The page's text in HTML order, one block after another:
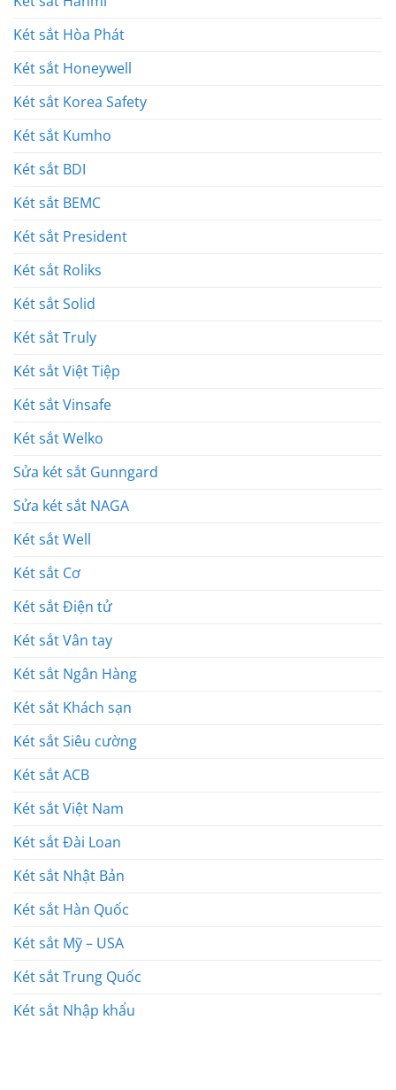
Két sắt Hòa Phát
Két sắt Honeywell
Két sắt Korea Safety
Két sắt Kumho
Két sắt BDI
Két sắt BEMC
Két sắt President
Két sắt Roliks
Két sắt Solid
Két sắt Truly
Két sắt Việt Tiệp
Két sắt Vinsafe
Két sắt Welko
Sửa két sắt Gunngard
Sửa két sắt NAGA
Két sắt Well
Két sắt Cơ
Két sắt Điện tử
Két sắt Vân tay
Két sắt Ngân Hàng
Két sắt Khách sạn
Két sắt Siêu cường
Két sắt ACB
Két sắt Việt Nam
Két sắt Đài Loan
Két sắt Nhật Bản
Két sắt Hàn Quốc
Két sắt Mỹ – USA
Két sắt Trung Quốc
Két sắt Nhập khẩu